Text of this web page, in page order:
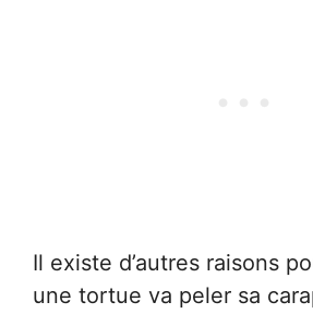
Il existe d’autres raisons
une tortue va peler sa